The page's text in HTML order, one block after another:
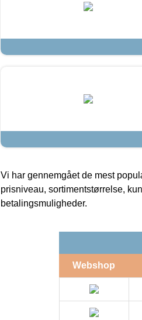
Vi har gennemgået de mest
prisniveau, sortimentstørrelse,
betalingsmuligheder.
Webshop